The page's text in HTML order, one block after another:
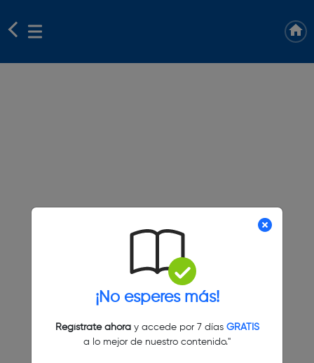
¡No esperes más!
Regístrate ahoray accede por 7 días GRATIS
a lo mejor de nuestro contenido."